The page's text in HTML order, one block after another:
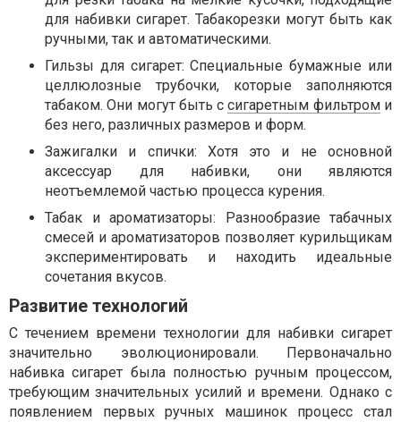
для набивки сигарет. Табакорезки могут быть как
ручными, так и автоматическими.
Гильзы для сигарет: Специальные бумажные или
целлюлозные трубочки, которые заполняются
табаком. Они могут быть ссигаретным фильтроми
без него, различных размеров и форм.
Зажигалки и спички: Хотя это и не основной
аксессуар для набивки, они являются
неотъемлемой частью процесса курения.
Табак и ароматизаторы: Разнообразие табачных
смесей и ароматизаторов позволяет курильщикам
экспериментировать и находить идеальные
сочетания вкусов.
Развитие технологий
С течением времени технологии для набивки сигарет
значительно эволюционировали. Первоначально
набивка сигарет была полностью ручным процессом,
требующим значительных усилий и времени. Однако с
появлением первых ручных машинок процесс стал